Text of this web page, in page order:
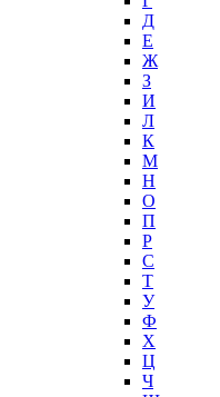
Д
Е
Ж
З
И
Л
К
М
Н
О
П
Р
С
Т
У
Ф
Х
Ц
Ч